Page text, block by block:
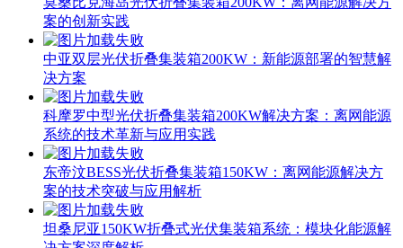
案的创新实践
中亚双层光伏折叠集装箱200KW：新能源部署的智慧解
决方案
科摩罗中型光伏折叠集装箱200KW解决方案：离网能源
系统的技术革新与应用实践
东帝汶BESS光伏折叠集装箱150KW：离网能源解决方
案的技术突破与应用解析
坦桑尼亚150KW折叠式光伏集装箱系统：模块化能源解
决方案深度解析